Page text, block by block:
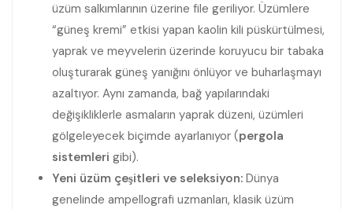
üzüm salkımlarının üzerine file geriliyor. Üzümlere
“güneş kremi” etkisi yapan kaolin kili püskürtülmesi,
yaprak ve meyvelerin üzerinde koruyucu bir tabaka
oluşturarak güneş yanığını önlüyor ve buharlaşmayı
azaltıyor. Aynı zamanda, bağ yapılarındaki
değişikliklerle asmaların yaprak düzeni, üzümleri
gölgeleyecek biçimde ayarlanıyor (pergola
sistemleri gibi).
Yeni üzüm çeşitleri ve seleksiyon: Dünya
genelinde ampellografi uzmanları, klasik üzüm